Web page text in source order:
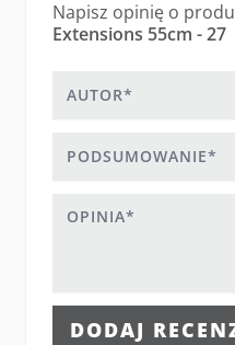
Napisz opinię o
Extensions 55cm - 27
DODAJ